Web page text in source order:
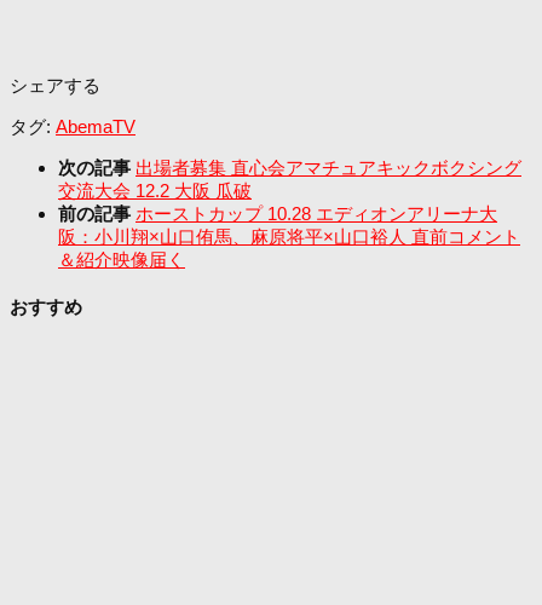
シェアする
タグ: AbemaTV
次の記事 出場者募集 直心会アマチュアキックボクシング
交流大会 12.2 大阪 瓜破
前の記事 ホーストカップ 10.28 エディオンアリーナ大
阪：小川翔×山口侑馬、麻原将平×山口裕人 直前コメント
＆紹介映像届く
おすすめ